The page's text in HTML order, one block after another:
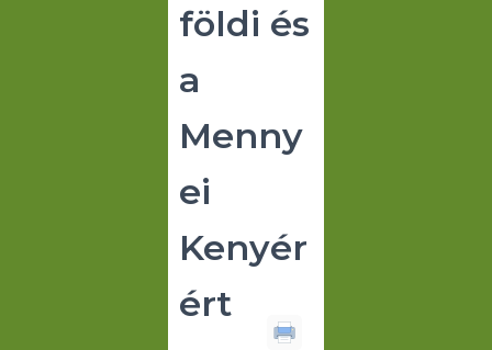
földi és
a
Menny
ei
Kenyér
ért